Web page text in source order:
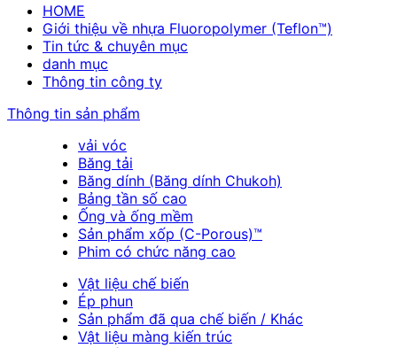
HOME
Giới thiệu về nhựa Fluoropolymer (Teflon™)
Tin tức & chuyên mục
danh mục
Thông tin công ty
Thông tin sản phẩm
vải vóc
Băng tải
Băng dính (Băng dính Chukoh)
Bảng tần số cao
Ống và ống mềm
Sản phẩm xốp (C-Porous)™
Phim có chức năng cao
Vật liệu chế biến
Ép phun
Sản phẩm đã qua chế biến / Khác
Vật liệu màng kiến trúc